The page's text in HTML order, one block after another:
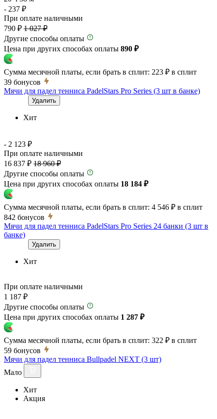
- 237 ₽
При оплате наличными
790 ₽ 1 027 ₽
Другие способы оплаты
Цена при других способах оплаты 890 ₽
Сумма месячной платы, если брать в сплит: 223 ₽ в сплит
39 бонусов
Мячи для падел тенниса PadelStars Pro Series (3 шт в банке)
Удалить
Хит
- 2 123 ₽
При оплате наличными
16 837 ₽ 18 960 ₽
Другие способы оплаты
Цена при других способах оплаты 18 184 ₽
Сумма месячной платы, если брать в сплит: 4 546 ₽ в сплит
842 бонусов
Мячи для падел тенниса PadelStars Pro Series 24 банки (3 шт в
банке)
Удалить
Хит
При оплате наличными
1 187 ₽
Другие способы оплаты
Цена при других способах оплаты 1 287 ₽
Сумма месячной платы, если брать в сплит: 322 ₽ в сплит
59 бонусов
Мячи для падел тенниса Bullpadel NEXT (3 шт)
Мало
Хит
Акция